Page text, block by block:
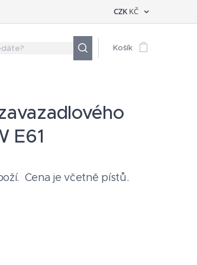
CZK KČ
Košík
E61
Cena je včetně pístů.